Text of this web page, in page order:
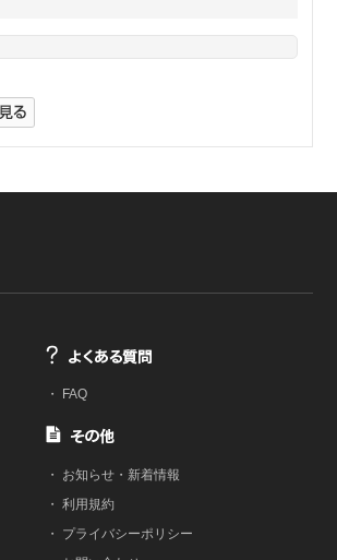
・ FAQ
・
お知らせ・新着情報
・ 利用規約
・
プライバシーポリシー